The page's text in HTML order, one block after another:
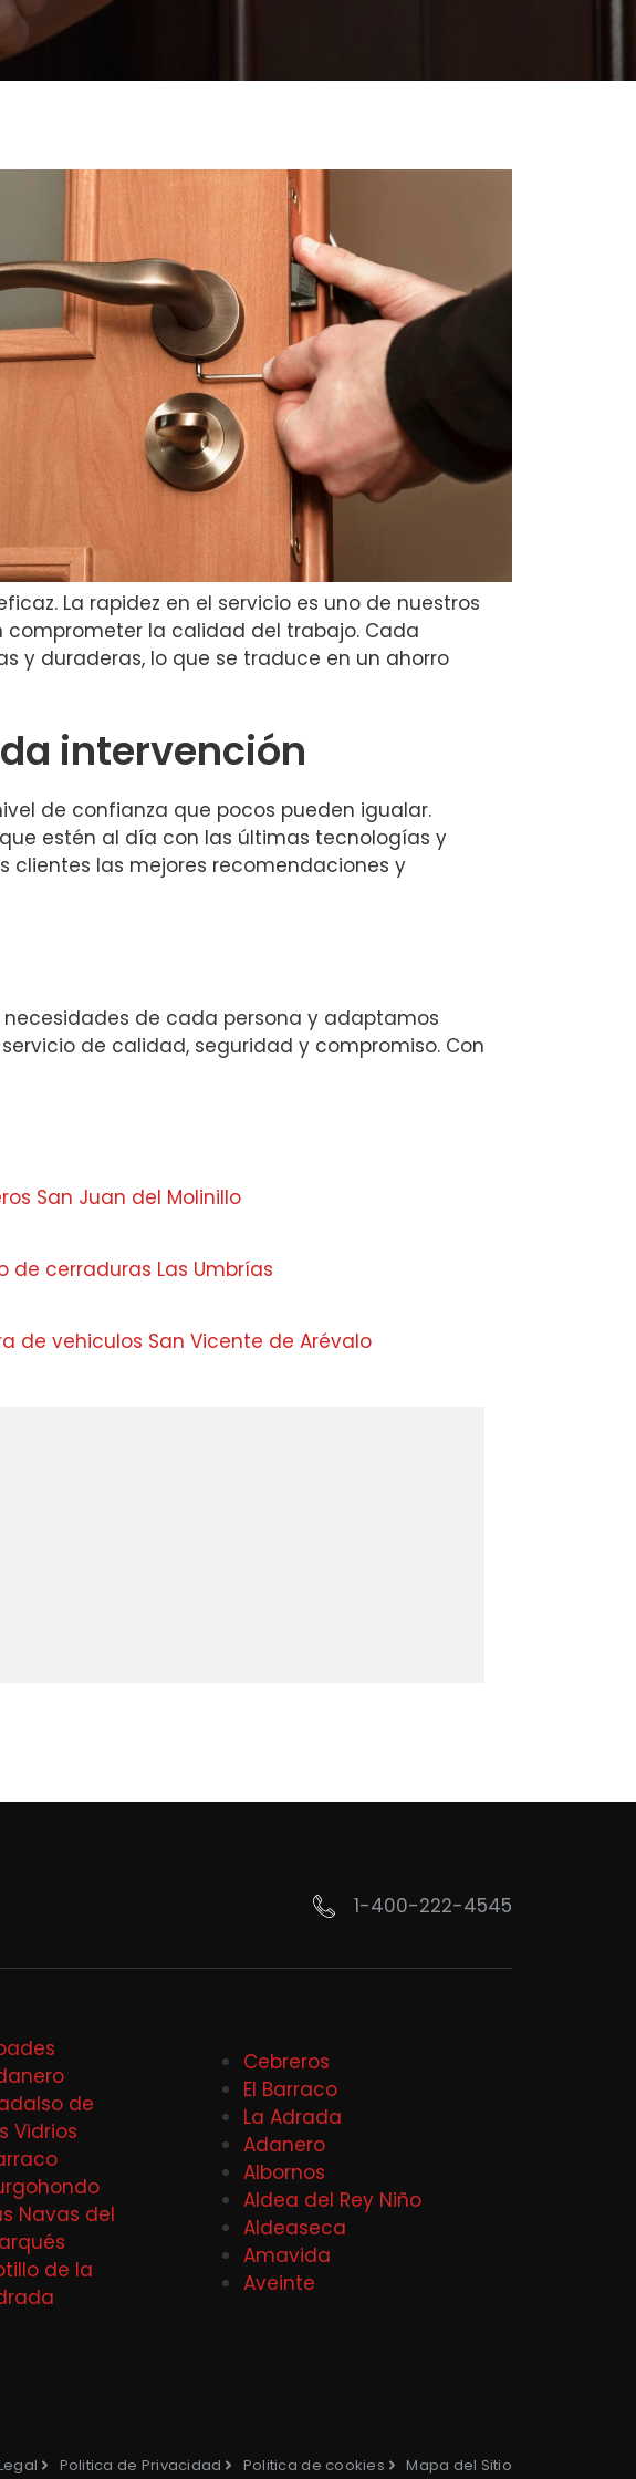
La rapidez en el servicio es uno de nuestros
comprometer la calidad del trabajo. Cada
y duraderas, lo que se traduce en un ahorro
intervención
de confianza que pocos pueden igualar.
estén al día con las últimas tecnologías y
clientes las mejores recomendaciones y
de cada persona y adaptamos
de calidad, seguridad y compromiso. Con
San Juan del Molinillo
de cerraduras Las Umbrías
de vehiculos San Vicente de Arévalo
1-400-222-4545
de
Vidrios
Navas del
de la
Cebreros
El Barraco
La Adrada
Adanero
Albornos
Aldea del Rey Niño
Aldeaseca
Amavida
Aveinte
Politica de Privacidad Politica de cookies Mapa del Sitio